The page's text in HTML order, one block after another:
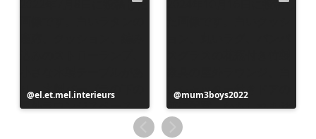
投
稿
el.et.mel.interieurs
投
稿
者
mum3boys2022